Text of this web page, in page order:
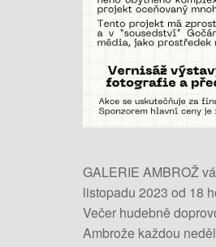
GALERIE AMBROŽ
listopadu 2023 od 18
Večer hudebně
Ambrože každou